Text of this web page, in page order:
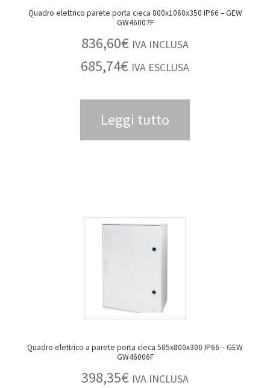
Quadro elettrico parete porta cieca 800x1060x350 IP66 – GEW
GW46007F
836,60€ IVA INCLUSA
685,74€ IVA ESCLUSA
Leggi tutto
Quadro elettrico a parete porta cieca 585x800x300 IP66 – GEW
GW46006F
398,35€ IVA INCLUSA